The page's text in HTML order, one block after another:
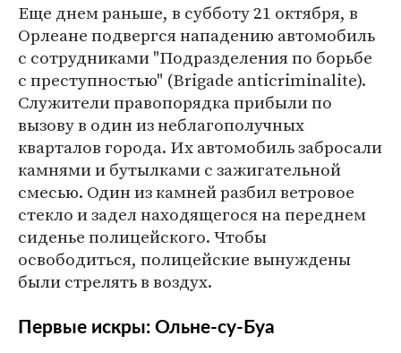
Еще днем раньше, в субботу 21 октября, в
Орлеане подвергся нападению автомобиль
с сотрудниками "Подразделения по борьбе
с преступностью" (Brigade anticriminalite).
Служители правопорядка прибыли по
вызову в один из неблагополучных
кварталов города. Их автомобиль забросали
камнями и бутылками с зажигательной
смесью. Один из камней разбил ветровое
стекло и задел находящегося на переднем
сиденье полицейского. Чтобы
освободиться, полицейские вынуждены
были стрелять в воздух.
Первые искры: Ольне-су-Буа